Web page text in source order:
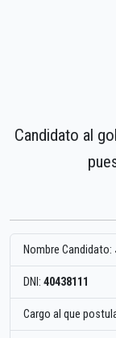
Candidato al
Nombre Candidato:
DNI: 40438111
Cargo al que